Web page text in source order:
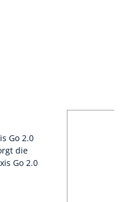
Go 2.0
die
Go 2.0